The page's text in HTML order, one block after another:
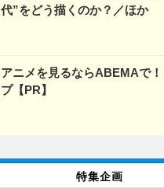
代”をどう描くのか？／ほか
アニメを見るならABEMAで
プ【PR】
特集企画